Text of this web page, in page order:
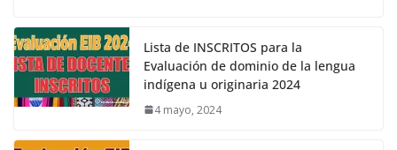
Lista de INSCRITOS para la
Evaluación de dominio de la lengua
indígena u originaria 2024
4 mayo, 2024